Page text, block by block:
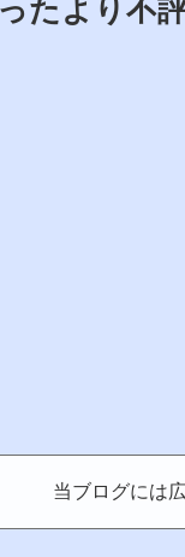
たより不
当ブログには